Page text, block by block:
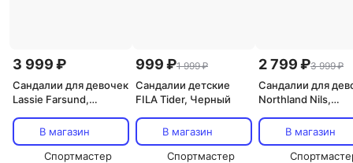
3 999 ₽
Сандалии для девочек
Lassie Farsund,
В магазин
Спортмастер
999 ₽1 999 ₽
Сандалии детские
FILA Tider, Черный
В магазин
Спортмастер
2 799 ₽3 999 ₽
Сандалии для
Northland Nils,
В магазин